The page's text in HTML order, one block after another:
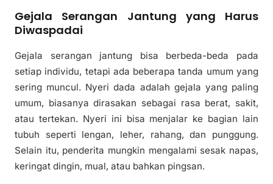
Gejala Serangan Jantung yang Harus
Diwaspadai
Gejala serangan jantung bisa berbeda-beda pada
setiap individu, tetapi ada beberapa tanda umum yang
sering muncul. Nyeri dada adalah gejala yang paling
umum, biasanya dirasakan sebagai rasa berat, sakit,
atau tertekan. Nyeri ini bisa menjalar ke bagian lain
tubuh seperti lengan, leher, rahang, dan punggung.
Selain itu, penderita mungkin mengalami sesak napas,
keringat dingin, mual, atau bahkan pingsan.